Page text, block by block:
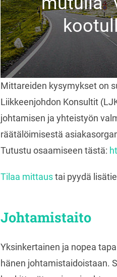
Mittareiden kysymykset on
Liikkeenjohdon Konsultit
johtamisen ja yhteistyön
räätälöimisestä
Tutustu osaamiseen tästä:
Tilaa mittaustai pyydä
Johtamistaito
Yksinkertainen ja nopea
hänen johtamistaidoistaan.